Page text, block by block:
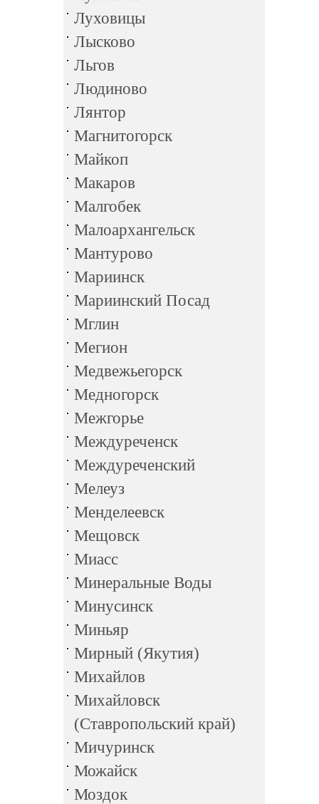
Луховицы
Лысково
Льгов
Людиново
Лянтор
Магнитогорск
Майкоп
Макаров
Малгобек
Малоархангельск
Мантурово
Мариинск
Мариинский Посад
Мглин
Мегион
Медвежьегорск
Медногорск
Межгорье
Междуреченск
Междуреченский
Мелеуз
Менделеевск
Мещовск
Миасс
Минеральные Воды
Минусинск
Миньяр
Мирный (Якутия)
Михайлов
Михайловск
(Ставропольский край)
Мичуринск
Можайск
Моздок